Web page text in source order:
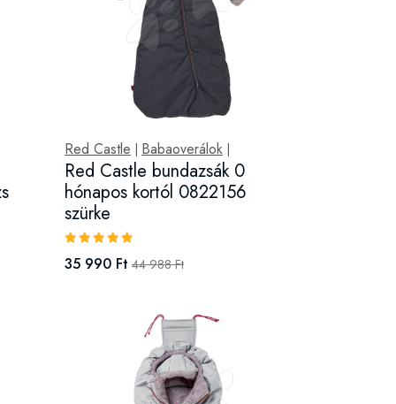
Red Castle Babaoverálok|
Red Castle bundazsák 0
hónapos kortól 0822156
szürke
35 990 Ft 44 988 Ft